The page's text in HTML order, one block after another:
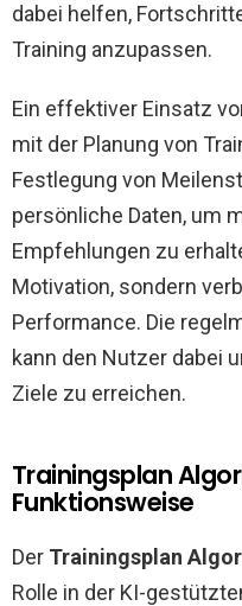
dabei helfen,
Training anzupassen.
Ein effektiver Einsatz
mit der Planung von
Festlegung von
persönliche Daten, um
Empfehlungen zu
Motivation, sondern
Performance. Die
kann den Nutzer dabei
Ziele zu erreichen.
Trainingsplan
Funktionsweise
Der Trainingsplan
Rolle in der KI-